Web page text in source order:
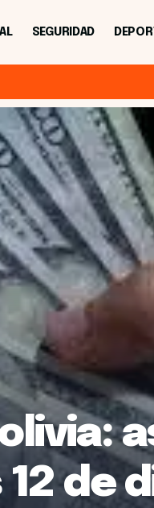
SEGURIDAD
de